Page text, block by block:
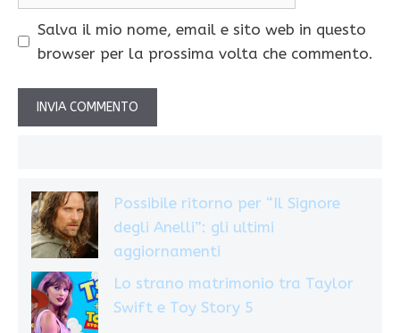
Salva il mio nome, email e sito web in questo
browser per la prossima volta che commento.
Possibile ritorno per “Il Signore
degli Anelli”: gli ultimi
aggiornamenti
Lo strano matrimonio tra Taylor
Swift e Toy Story 5